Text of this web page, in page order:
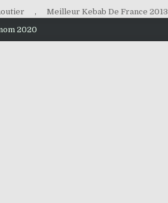
, Meilleur Kebab De France 2013
2020